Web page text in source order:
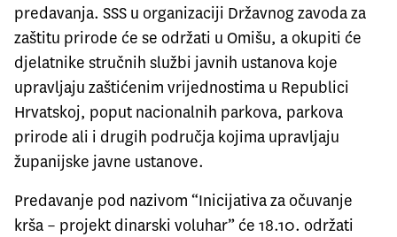
predavanja. SSS u organizaciji Državnog zavoda za
zaštitu prirode će se održati u Omišu, a okupiti će
djelatnike stručnih službi javnih ustanova koje
upravljaju zaštićenim vrijednostima u Republici
Hrvatskoj, poput nacionalnih parkova, parkova
prirode ali i drugih područja kojima upravljaju
županijske javne ustanove.
Predavanje pod nazivom “Inicijativa za očuvanje
krša – projekt dinarski voluhar” će 18.10. održati